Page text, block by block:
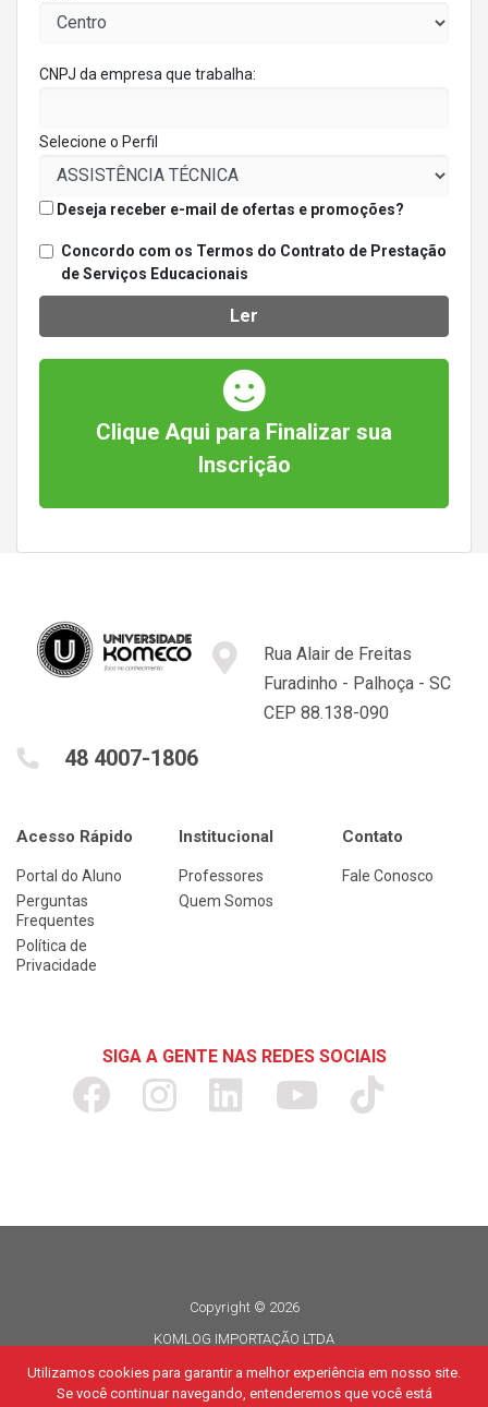
CNPJ da empresa que trabalha:
Selecione o Perfil
Deseja receber e-mail de ofertas e promoções?
Concordo com os Termos do Contrato de Prestação
de Serviços Educacionais
Ler
Clique Aqui para Finalizar sua
Inscrição
Rua Alair de Freitas
Furadinho - Palhoça - SC
CEP 88.138-090
48 4007-1806
Acesso Rápido
Portal do Aluno
Perguntas
Frequentes
Política de
Privacidade
Institucional
Professores
Quem Somos
Contato
Fale Conosco
SIGA A GENTE NAS REDES SOCIAIS
Copyright © 2026
KOMLOG IMPORTAÇÃO LTDA
CNPJ 06.114.935/0015-80
Todos os direitos reservados
Utilizamos cookies para garantir a melhor experiência em nosso site.
Se você continuar navegando, entenderemos que você está